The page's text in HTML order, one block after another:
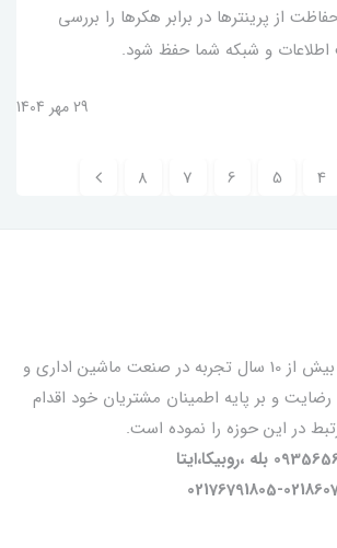
از پرینترها در برابر هکرها را بررسی
اطلاعات و شبکه شما حفظ شود.
29 مهر 1404
4
5
6
7
8
شرکت اداری یدک با بیش از 10 سال تجربه در صنعت ماشین اداری و
و بر پایه اطمینان مشتریان خود اقدام
در این حوزه را نموده است.
،روبیکا،ایتا
02176791805-